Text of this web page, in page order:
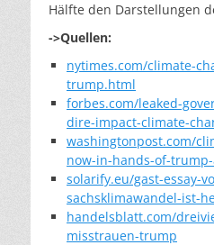
Hälfte den Darstellungen
->Quellen:
nytimes.com/climate-
trump.html
forbes.com/leaked-
dire-impact-climate-
washingtonpost.com/
now-in-hands-of-
solarify.eu/gast-essay-
sachsklimawandel-ist-
handelsblatt.com/
misstrauen-trump